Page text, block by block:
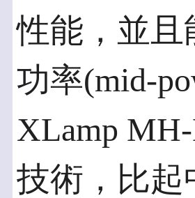
性能，並且
功率(mid-
XLamp
技術，比起